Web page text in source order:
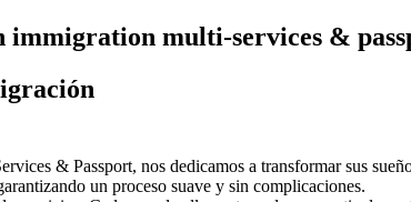
immigration multi-services &
& Passport, nos dedicamos a transformar sus
un proceso suave y sin complicaciones.